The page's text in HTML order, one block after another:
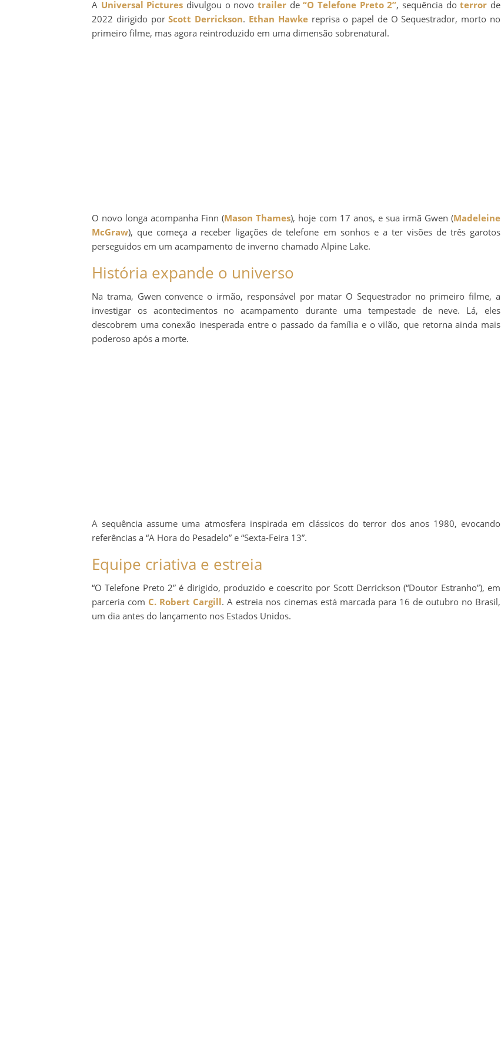
A Universal Pictures divulgou o novotrailer de“O Telefone Preto 2”, sequência doterror de
2022 dirigido porScott Derrickson. Ethan Hawkereprisa o papel de O Sequestrador, morto no
primeiro filme, mas agora reintroduzido em uma dimensão sobrenatural.
O novo longa acompanha Finn (Mason Thames), hoje com 17 anos, e sua irmã Gwen (Madeleine
McGraw), que começa a receber ligações de telefone em sonhos e a ter visões de três garotos
perseguidos em um acampamento de inverno chamado Alpine Lake.
História expande o universo
Na trama, Gwen convence o irmão, responsável por matar O Sequestrador no primeiro filme, a
investigar os acontecimentos no acampamento durante uma tempestade de neve. Lá, eles
descobrem uma conexão inesperada entre o passado da família e o vilão, que retorna ainda mais
poderoso após a morte.
A sequência assume uma atmosfera inspirada em clássicos do terror dos anos 1980, evocando
referências a “A Hora do Pesadelo” e “Sexta-Feira 13”.
Equipe criativa e estreia
“O Telefone Preto 2” é dirigido, produzido e coescrito por Scott Derrickson (“Doutor Estranho”), em
parceria com C. Robert Cargill. A estreia nos cinemas está marcada para 16 de outubro no Brasil,
um dia antes do lançamento nos Estados Unidos.